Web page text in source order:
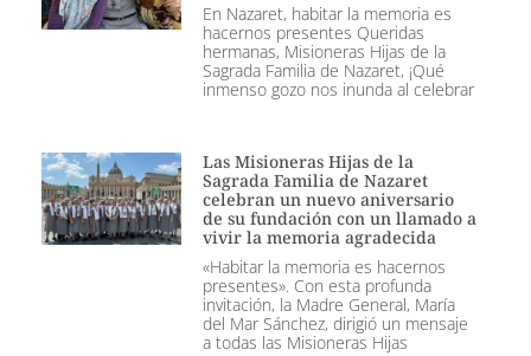
En Nazaret, habitar la memoria es
hacernos presentes Queridas
hermanas, Misioneras Hijas de la
Sagrada Familia de Nazaret, ¡Qué
inmenso gozo nos inunda al celebrar
Las Misioneras Hijas de la
Sagrada Familia de Nazaret
celebran un nuevo aniversario
de su fundación con un llamado a
vivir la memoria agradecida
«Habitar la memoria es hacernos
presentes». Con esta profunda
invitación, la Madre General, María
del Mar Sánchez, dirigió un mensaje
a todas las Misioneras Hijas